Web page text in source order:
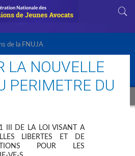
de la FNUJA
LA NOUVELLE
PERIMETRE DU
III DE LA LOI VISANT A
LIBERTES ET DE
POUR LES